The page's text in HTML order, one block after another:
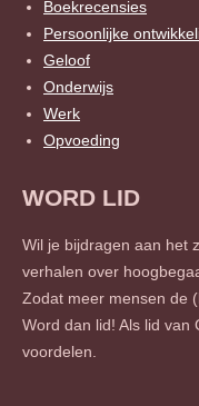
Boekrecensies
Persoonlijke
Geloof
Onderwijs
Werk
Opvoeding
WORD LID
Wil je bijdragen aan het
verhalen over
Zodat meer mensen de
Word dan lid! Als lid van
voordelen.